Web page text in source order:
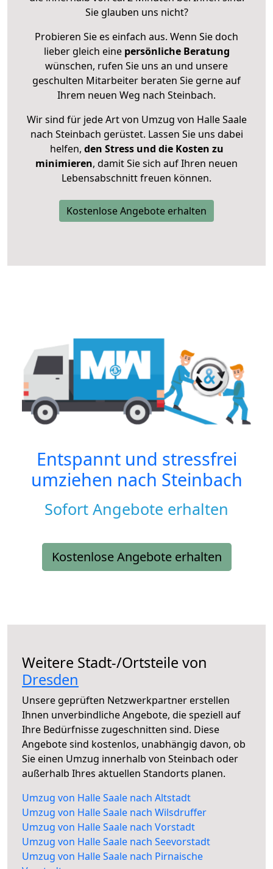
Sie glauben uns nicht?
Probieren Sie es einfach aus. Wenn Sie doch
lieber gleich eine persönliche Beratung
wünschen, rufen Sie uns an und unsere
geschulten Mitarbeiter beraten Sie gerne auf
Ihrem neuen Weg nach Steinbach.
Wir sind für jede Art von Umzug von Halle Saale
nach Steinbach gerüstet. Lassen Sie uns dabei
helfen, den Stress und die Kosten zu
minimieren, damit Sie sich auf Ihren neuen
Lebensabschnitt freuen können.
Kostenlose Angebote erhalten
Entspannt und stressfrei
umziehen nach Steinbach
Sofort Angebote erhalten
Kostenlose Angebote erhalten
Weitere Stadt-/Ortsteile von
Dresden
Unsere geprüften Netzwerkpartner erstellen
Ihnen unverbindliche Angebote, die speziell auf
Ihre Bedürfnisse zugeschnitten sind. Diese
Angebote sind kostenlos, unabhängig davon, ob
Sie einen Umzug innerhalb von Steinbach oder
außerhalb Ihres aktuellen Standorts planen.
Umzug von Halle Saale nach Altstadt
Umzug von Halle Saale nach Wilsdruffer
Umzug von Halle Saale nach Vorstadt
Umzug von Halle Saale nach Seevorstadt
Umzug von Halle Saale nach Pirnaische